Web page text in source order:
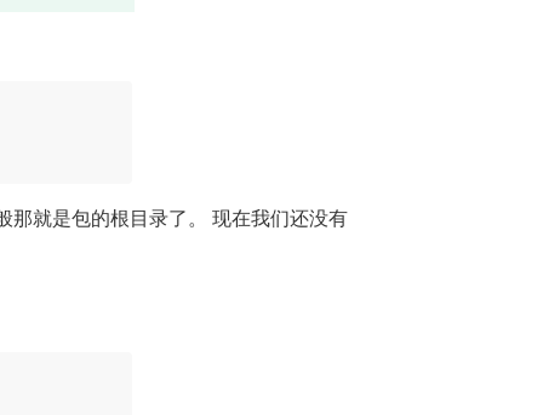
就是包的根目录了。 现在我们还没有